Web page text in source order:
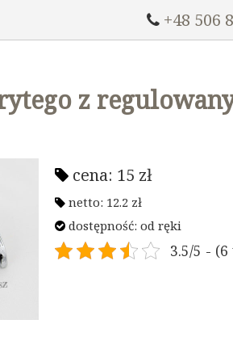
+48 506
z
cena: 15 zł
netto: 12.2 zł
dostępność: od ręki
3.5/5 -